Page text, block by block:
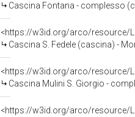
Cascina Fontana - complesso
<https://w3id.org/arco/resource/
Cascina S. Fedele (cascina) -
<https://w3id.org/arco/resource/
Cascina Mulini S. Giorgio -
<https://w3id.org/arco/resource/